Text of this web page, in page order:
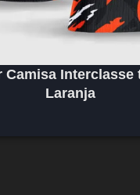
Camisa Interclasse
Laranja